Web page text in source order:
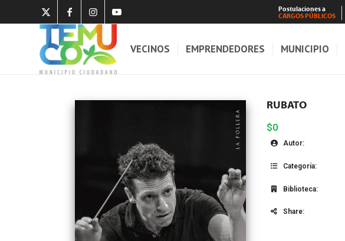
Postulaciones a
CARGOS PÚBLICOS
VECINOS EMPRENDEDORES MUNICIPIO
RUBATO
$0
Autor:
Categoría:
Biblioteca:
Share: